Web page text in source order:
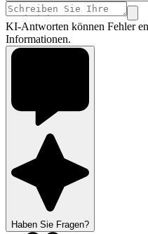
KI-Antworten können Fehler
Informationen.
Haben Sie Fragen?